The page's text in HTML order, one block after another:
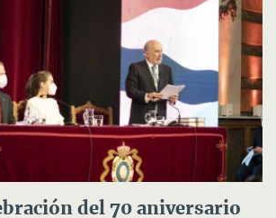
del 70 aniversario